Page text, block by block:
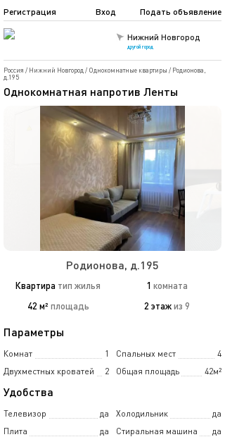
Нижний Новгород
другой город
Подать объявление
Регистрация Вход
Россия / Нижний Новгород / Однокомнатные квартиры / Родионова,
д.195
Однокомнатная напротив Ленты
Родионова, д.195
Квартира тип жилья 1 комната
42 м² площадь 2 этажиз 9
Параметры
Комнат 1 Спальных мест
4
Двухместных кроватей
2 Общая площадь 42м²
Удобства
Телевизор да Холодильник
да
Плита
да Стиральная машина
да